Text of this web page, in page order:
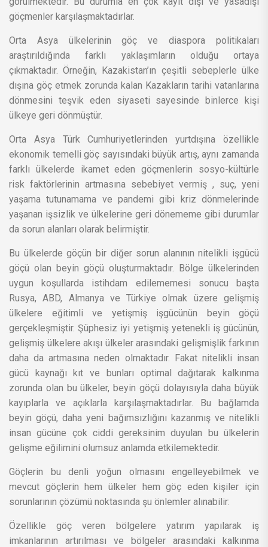
göçmenler karşılaşmaktadırlar.
Orta Asya ülkelerinin göç ve diaspora politikaları
araştırıldığında farklı yaklaşımların olduğu ortaya
çıkmaktadır. Örneğin, Kazakistan’ın çeşitli sebeplerle ülke
dışına göç etmek zorunda kalan Kazakların tarihi vatanlarına
dönmesini teşvik eden siyaseti sayesinde binlerce kişi
ülkeye geri dönmüştür.
Orta Asya Türk Cumhuriyetlerinden yurtdışına özellikle
ekonomik temelli göç sayısındaki büyük artış, aynı zamanda
farklı ülkelerde ikamet eden göçmenlerin sosyo-kültürle
risk faktörlerinin artmasına sebebiyet vermiş , suç, yeni
yaşama tutunamama ve pandemi gibi kriz dönmelerinde
yaşanan işsizlik ve ülkelerine geri dönememe gibi durumlar
da sorun alanları olarak belirmiştir.
Bu ülkelerde göçün bir diğer sorun alanının nitelikli işgücü
göçü olan beyin göçü oluşturmaktadır. Bölge ülkelerinden
uygun koşullarda istihdam edilememesi sonucu başta
Rusya, ABD, Almanya ve Türkiye olmak üzere gelişmiş
ülkelere eğitimli ve yetişmiş işgücünün beyin göçü
gerçekleşmiştir. Şüphesiz iyi yetişmiş yetenekli iş gücünün,
gelişmiş ülkelere akışı ülkeler arasındaki gelişmişlik farkının
daha da artmasına neden olmaktadır. Fakat nitelikli insan
gücü kaynağı kıt ve bunları optimal dağıtarak kalkınma
zorunda olan bu ülkeler, beyin göçü dolayısıyla daha büyük
kayıplarla ve açıklarla karşılaşmaktadırlar. Bu bağlamda
beyin göçü, daha yeni bağımsızlığını kazanmış ve nitelikli
insan gücüne çok ciddi gereksinim duyulan bu ülkelerin
gelişme eğilimini olumsuz anlamda etkilemektedir.
Göçlerin bu denli yoğun olmasını engelleyebilmek ve
mevcut göçlerin hem ülkeler hem göç eden kişiler için
sorunlarının çözümü noktasında şu önlemler alınabilir:
Özellikle göç veren bölgelere yatırım yapılarak iş
imkanlarının artırılması ve bölgeler arasındaki kalkınma